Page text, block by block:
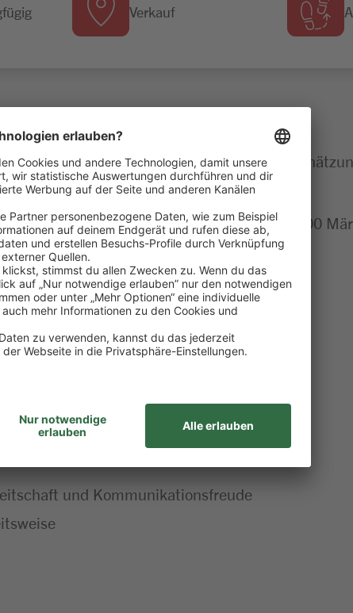
Verkauf
dir: Denn Respekt, gegenseitige
uns arbeitest.
Bundesweit betreiben wir mehr als 300
unserer Kund:innen
Umgang mit Zahlungsmitteln
sowie Nachräumen von Waren
und Kommunikationsfreude